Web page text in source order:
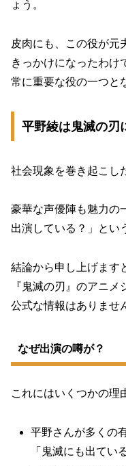
ょう。
皮肉にも、この役が元
きっかけになったわけ
常に重要な役の一つと
平野綾は鬼滅の刃
社会現象を巻き起こし
豪華な声優陣も魅力の
出演している？」とい
結論から申し上げます
『鬼滅の刃』のアニ
公式な情報はありませ
なぜ出演の噂が？
これにはいくつかの理
平野さんが多くの
「鬼滅にも出てい